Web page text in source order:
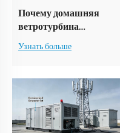
Почему домашняя
ветротурбина
самое разумное
энергетическое
вложение в 2026 году
Узнать больше